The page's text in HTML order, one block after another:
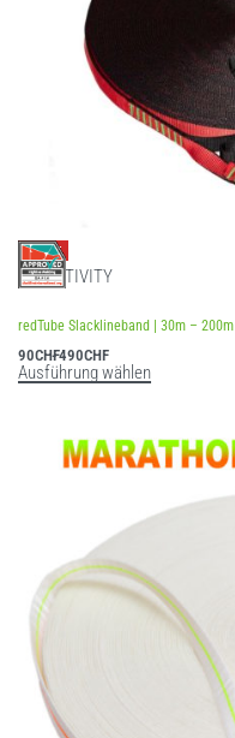
-9% OFF
SLACKTIVITY
Bewertet mit 5.00 von 5
redTube Slacklineband | 30m – 200m
90CHF490CHF
Ausführung wählen